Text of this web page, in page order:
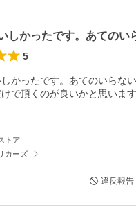
5
かったです。あてのいらな
で頂くのが良いかと思います
トア
カーズ
違反報告